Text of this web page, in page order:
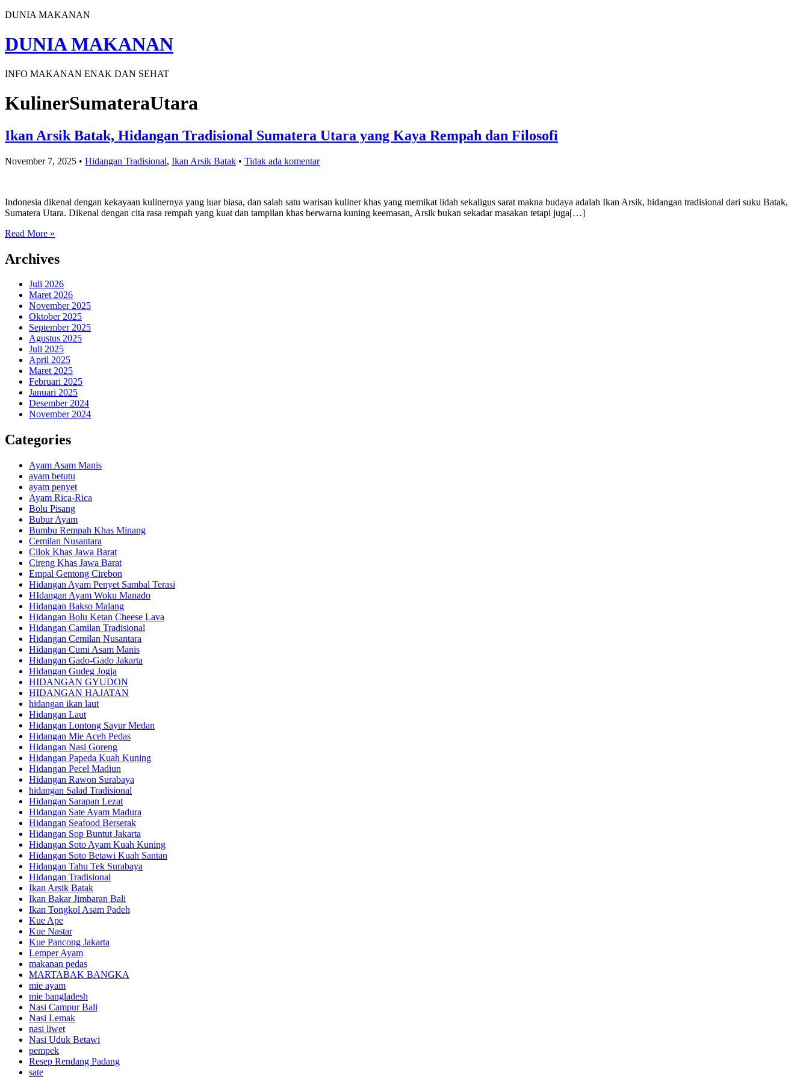
DUNIA MAKANAN
DUNIA MAKANAN
INFO MAKANAN ENAK DAN SEHAT
KulinerSumateraUtara
Ikan Arsik Batak, Hidangan Tradisional Sumatera Utara yang Kaya Rempah dan Filosofi
November 7, 2025 • Hidangan Tradisional, Ikan Arsik Batak • Tidak ada komentar
Indonesia dikenal dengan kekayaan kulinernya yang luar biasa, dan salah satu warisan kuliner khas yang memikat lidah sekaligus sarat makna budaya adalah Ikan Arsik, hidangan tradisional dari suku Batak,
Sumatera Utara. Dikenal dengan cita rasa rempah yang kuat dan tampilan khas berwarna kuning keemasan, Arsik bukan sekadar masakan tetapi juga[…]
Read More »
Archives
Juli 2026
Maret 2026
November 2025
Oktober 2025
September 2025
Agustus 2025
Juli 2025
April 2025
Maret 2025
Februari 2025
Januari 2025
Desember 2024
November 2024
Categories
Ayam Asam Manis
ayam betutu
ayam penyet
Ayam Rica-Rica
Bolu Pisang
Bubur Ayam
Bumbu Rempah Khas Minang
Cemilan Nusantara
Cilok Khas Jawa Barat
Cireng Khas Jawa Barat
Empal Gentong Cirebon
Hidangan Ayam Penyet Sambal Terasi
HIdangan Ayam Woku Manado
Hidangan Bakso Malang
Hidangan Bolu Ketan Cheese Lava
Hidangan Camilan Tradisional
Hidangan Cemilan Nusantara
Hidangan Cumi Asam Manis
Hidangan Gado-Gado Jakarta
Hidangan Gudeg Jogja
HIDANGAN GYUDON
HIDANGAN HAJATAN
hidangan ikan laut
Hidangan Laut
Hidangan Lontong Sayur Medan
Hidangan Mie Aceh Pedas
Hidangan Nasi Goreng
Hidangan Papeda Kuah Kuning
Hidangan Pecel Madiun
Hidangan Rawon Surabaya
hidangan Salad Tradisional
Hidangan Sarapan Lezat
Hidangan Sate Ayam Madura
Hidangan Seafood Berserak
Hidangan Sop Buntut Jakarta
Hidangan Soto Ayam Kuah Kuning
Hidangan Soto Betawi Kuah Santan
Hidangan Tahu Tek Surabaya
Hidangan Tradisional
Ikan Arsik Batak
Ikan Bakar Jimbaran Bali
Ikan Tongkol Asam Padeh
Kue Ape
Kue Nastar
Kue Pancong Jakarta
Lemper Ayam
makanan pedas
MARTABAK BANGKA
mie ayam
mie bangladesh
Nasi Campur Bali
Nasi Lemak
nasi liwet
Nasi Uduk Betawi
pempek
Resep Rendang Padang
sate